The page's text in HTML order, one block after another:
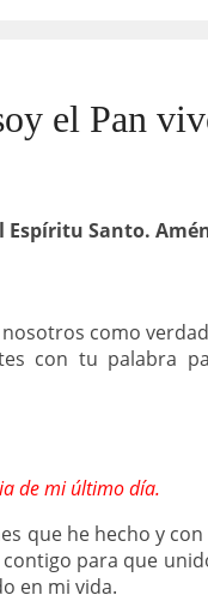
el Pan
Espíritu Santo.
como
con tu palabra
de mi último día.
que he hecho y con
para que
en mi vida.